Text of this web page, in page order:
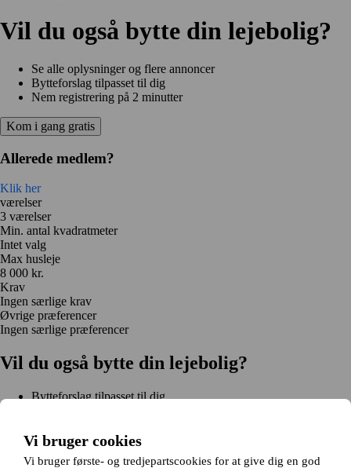
Vi bruger cookies
Vi bruger første- og tredjepartscookies for at give dig en god
Vil du også bytte din lejebolig?
Se alle oplysninger og flere annoncer
Bytteforslag tilpasset til dig
Nem registrering på 2 minutter
Kom i gang gratis
Allerede medlem?
Klik her
værelser
3 værelser
Min. antal kvadratmeter
Intet valg
Max husleje
8 000 kr.
Krav
Ingen særlige krav
Øvrige præferencer
Ingen særlige præferencer
Vil du også bytte din lejebolig?
Bytteforslag tilpasset til dig
Kom i gang gratis